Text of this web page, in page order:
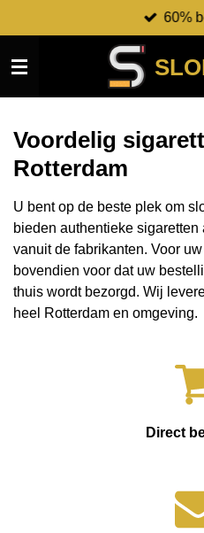
direct
naar
60%
Voordelig
Rotterdam
U bent op de beste plek om
bieden authentieke
vanuit de fabrikanten. Voor
bovendien voor dat uw
thuis wordt bezorgd. Wij
heel Rotterdam en omgeving.
Direct